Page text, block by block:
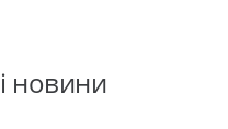
новини